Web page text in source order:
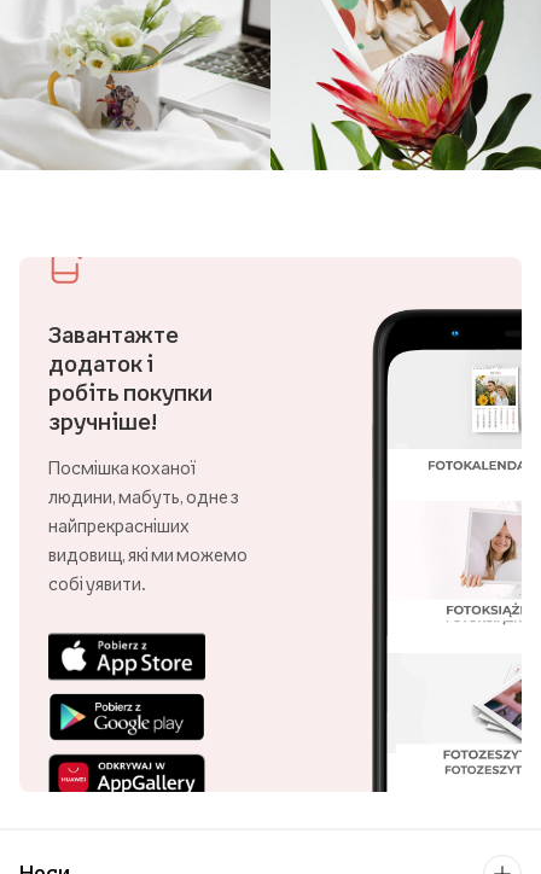
Завантажте
додаток і
робіть покупки
зручніше!
Посмішка коханої
людини, мабуть, одне з
найпрекрасніших
видовищ, які ми можемо
собі уявити.